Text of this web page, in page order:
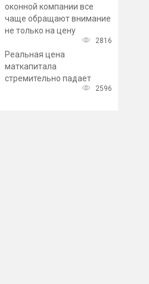
Программа капитального
оконной компании все
чаще обращают внимание
не только на цену
2816
Реальная цена
маткапитала
стремительно падает
2596